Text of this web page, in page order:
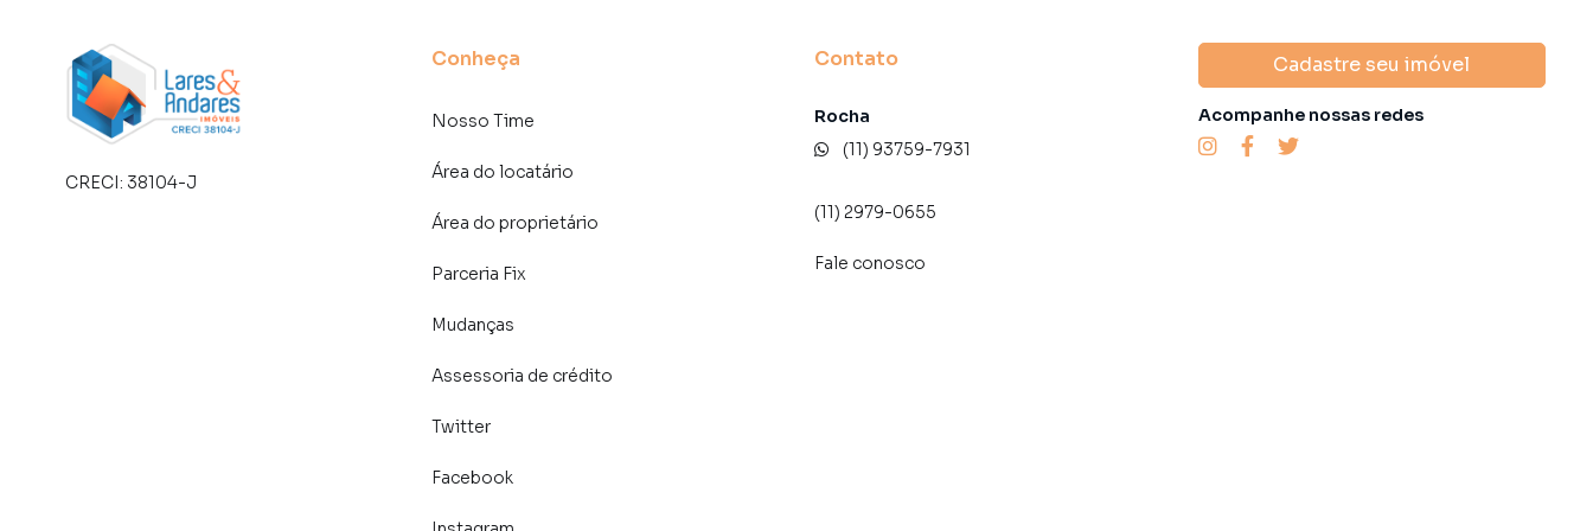
CRECI: 38104-J
Conheça
Nosso Time
Área do locatário
Área do proprietário
Parceria Fix
Mudanças
Assessoria de crédito
Twitter
Facebook
Contato
Rocha
(11) 93759-7931
(11) 2979-0655
Fale conosco
Cadastre seu imóvel
Acompanhe nossas redes